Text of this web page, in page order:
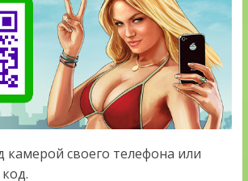
камерой своего телефона или